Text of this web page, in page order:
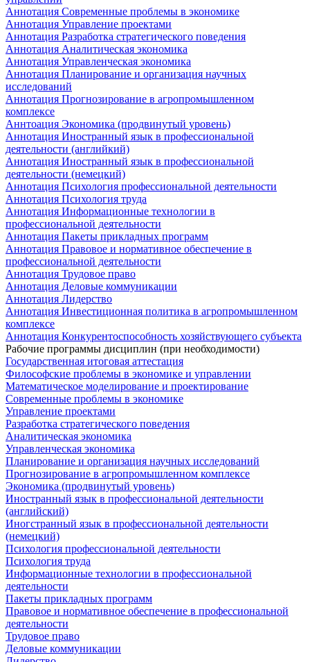
Аннотация Современные проблемы в экономике
Аннотация Управление проектами
Аннотация Разработка стратегического поведения
Аннотация Аналитическая экономика
Аннотация Управленческая экономика
Аннотация Планирование и организация научных
исследований
Аннотация Прогнозирование в агропромышленном
комплексе
Аннтоация Экономика (продвинутый уровень)
Аннотация Иностранный язык в профессиональной
деятельности (английкий)
Аннотация Иностранный язык в профессиональной
деятельности (немецкий)
Аннотация Психология профессиональной деятельности
Аннотация Психология труда
Аннотация Информационные технологии в
профессиональной деятельности
Аннотация Пакеты прикладных программ
Аннотация Правовое и нормативное обеспечение в
профессиональной деятельности
Аннотация Трудовое право
Аннотация Деловые коммуникации
Аннотация Лидерство
Аннотация Инвестиционная политика в агропромышленном
комплексе
Аннотация Конкурентоспособность хозяйствующего субъекта
Рабочие программы дисциплин (при необходимости)
Государственная итоговая аттестация
Философские проблемы в экономике и управлении
Математическое моделирование и проектирование
Современные проблемы в экономике
Управление проектами
Разработка стратегического поведения
Аналитическая экономика
Управленческая экономика
Планирование и организация научных исследований
Прогнозирование в агропромышленном комплексе
Экономика (продвинутый уровень)
Иностранный язык в профессиональной деятельности
(английский)
Иногстранный язык в профессиональной деятельности
(немецкий)
Психология профессиональной деятельности
Психология труда
Информационные технологии в профессиональной
деятельности
Пакеты прикладных программ
Правовое и нормативное обеспечение в профессиональной
деятельности
Трудовое право
Деловые коммуникации